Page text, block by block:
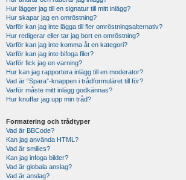
Hur lägger jag till en signatur till mitt inlägg?
Hur skapar jag en omröstning?
Varför kan jag inte lägga till fler omröstningsalternativ?
Hur redigerar eller tar jag bort en omröstning?
Varför kan jag inte komma åt en kategori?
Varför kan jag inte bifoga filer?
Varför fick jag en varning?
Hur kan jag rapportera inlägg till en moderator?
Vad är “Spara”-knappen i trådformuläret till för?
Varför måste mitt inlägg godkännas?
Hur knuffar jag upp min tråd?
Formatering och trådtyper
Vad är BBCode?
Kan jag använda HTML?
Vad är smilies?
Kan jag infoga bilder?
Vad är globala anslag?
Vad är anslag?